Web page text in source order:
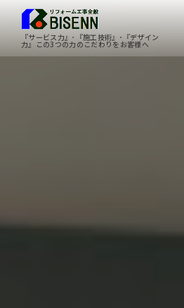
『サービス力』･『施工技術』･『デザイン
力』この3つの力のこだわりをお客様へ